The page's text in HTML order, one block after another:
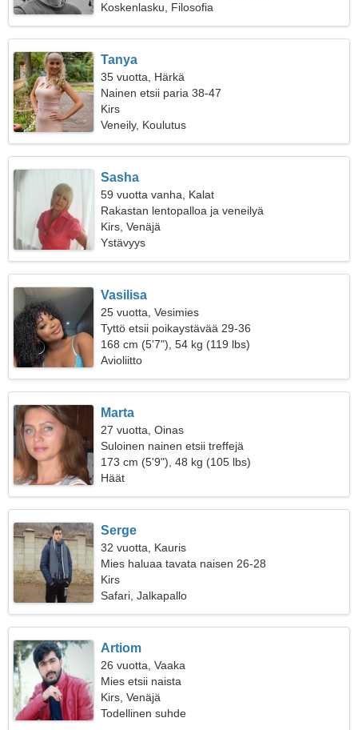
Koskenlasku, Filosofia
Tanya
35 vuotta, Härkä
Nainen etsii paria 38-47
Kirs
Veneily, Koulutus
Sasha
59 vuotta vanha, Kalat
Rakastan lentopalloa ja veneilyä
Kirs, Venäjä
Ystävyys
Vasilisa
25 vuotta, Vesimies
Tyttö etsii poikaystävää 29-36
168 cm (5'7"), 54 kg (119 lbs)
Avioliitto
Marta
27 vuotta, Oinas
Suloinen nainen etsii treffejä
173 cm (5'9"), 48 kg (105 lbs)
Häät
Serge
32 vuotta, Kauris
Mies haluaa tavata naisen 26-28
Kirs
Safari, Jalkapallo
Artiom
26 vuotta, Vaaka
Mies etsii naista
Kirs, Venäjä
Todellinen suhde